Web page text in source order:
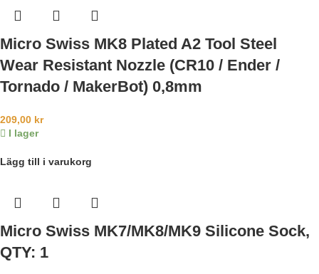
Micro Swiss MK8 Plated A2 Tool Steel
Wear Resistant Nozzle (CR10 / Ender /
Tornado / MakerBot) 0,8mm
209,00 kr
I lager
Lägg till i varukorg
Micro Swiss MK7/MK8/MK9 Silicone Sock,
QTY: 1